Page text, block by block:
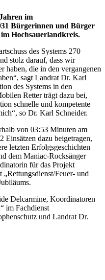
im
Bürgerinnen und Bürger
Hochsauerlandkreis.
des Systems 270
stolz darauf, dass wir
haben, die in den vergangenen
sagt Landrat Dr. Karl
des Systems in den
Retter trägt dazu bei,
schnelle und kompetente
so Dr. Karl Schneider.
von 03:53 Minuten am
Einsätzen dazu beigetragen,
letzten Erfolgsgeschichten
dem Maniac-Rocksänger
für das Projekt
Feuer- und
Delcarmine, Koordinatoren
im Fachdienst
und Landrat Dr.